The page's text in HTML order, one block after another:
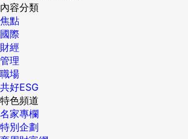
內容分類
焦點
國際
財經
管理
職場
共好ESG
特色頻道
名家專欄
特別企劃